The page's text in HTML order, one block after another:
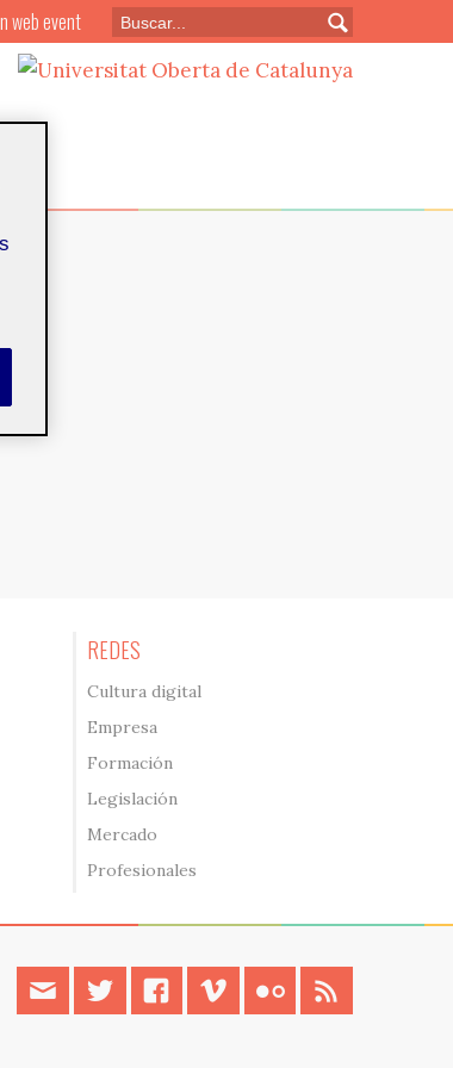
REDES
Cultura digital
Empresa
Formación
Legislación
Mercado
Profesionales
web event
contacto twitter facebook vimeo flickr